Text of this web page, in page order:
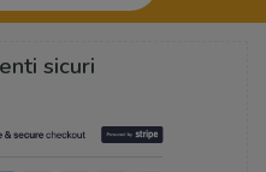
sicuri